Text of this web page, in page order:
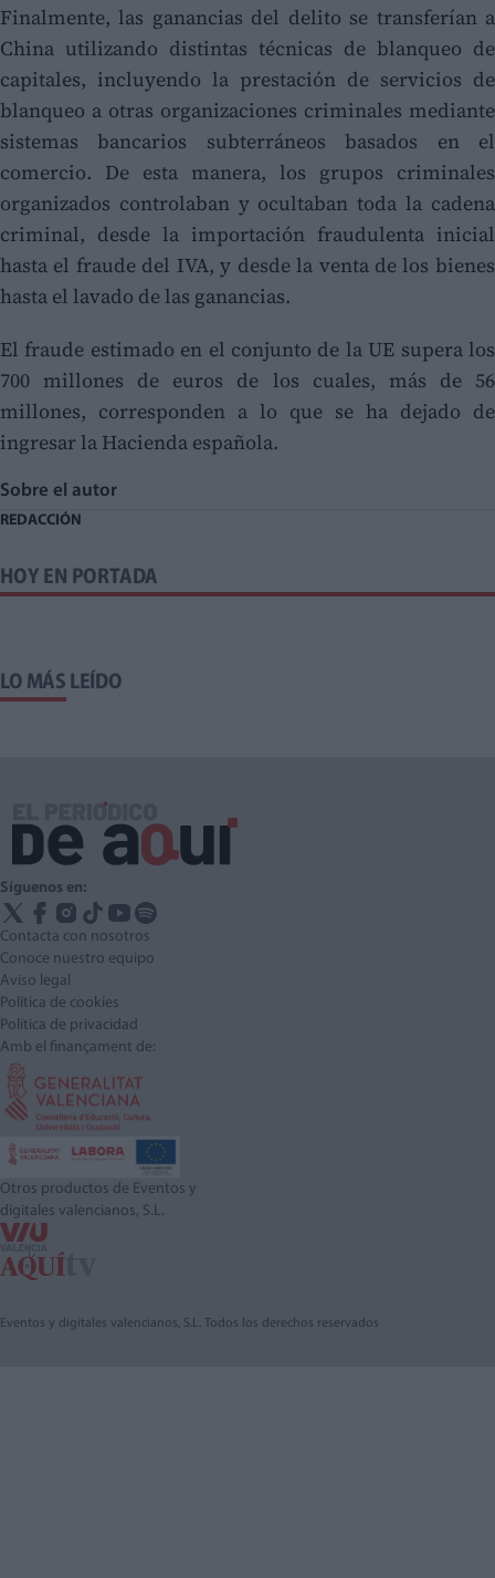
Finalmente, las ganancias del delito se transferían a
China utilizando distintas técnicas de blanqueo de
capitales, incluyendo la prestación de servicios de
blanqueo a otras organizaciones criminales mediante
sistemas bancarios subterráneos basados en el
comercio. De esta manera, los grupos criminales
organizados controlaban y ocultaban toda la cadena
criminal, desde la importación fraudulenta inicial
hasta el fraude del IVA, y desde la venta de los bienes
hasta el lavado de las ganancias.
El fraude estimado en el conjunto de la UE supera los
700 millones de euros de los cuales, más de 56
millones, corresponden a lo que se ha dejado de
ingresar la Hacienda española.
Sobre el autor
REDACCIÓN
HOY EN PORTADA
LO MÁS LEÍDO
Síguenos en:
Contacta con nosotros
Conoce nuestro equipo
Aviso legal
Política de cookies
Política de privacidad
Amb el finançament de:
Otros productos de Eventos y
digitales valencianos, S.L.
Eventos y digitales valencianos, S.L. Todos los derechos reservados